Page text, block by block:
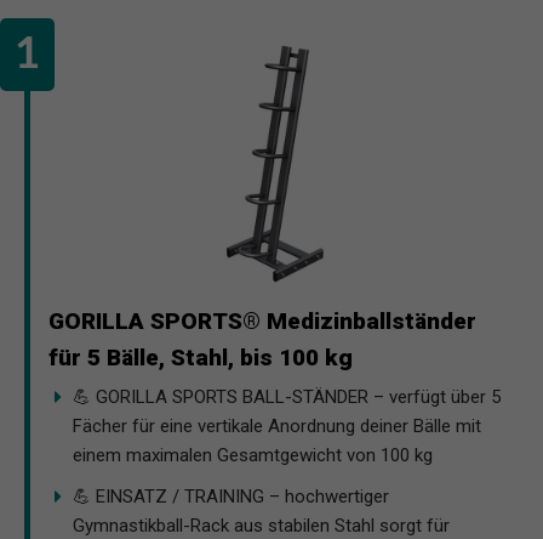
GORILLA SPORTS® Medizinballständer
für 5 Bälle, Stahl, bis 100 kg
💪 GORILLA SPORTS BALL-STÄNDER – verfügt über 5
Fächer für eine vertikale Anordnung deiner Bälle mit
einem maximalen Gesamtgewicht von 100 kg
💪 EINSATZ / TRAINING – hochwertiger
Gymnastikball-Rack aus stabilen Stahl sorgt für